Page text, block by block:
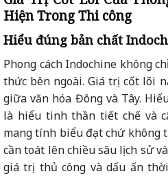
Hiện Trong Thi công
Hiểu đúng bản chất
Phong cách Indochine không
thức bên ngoài. Giá trị cốt lõi
giữa văn hóa Đông và Tây.
là hiểu tinh thần tiết chế và
mang tính biểu đạt chứ không
cần toát lên chiều sâu lịch sử
giá trị thủ công và dấu ấn